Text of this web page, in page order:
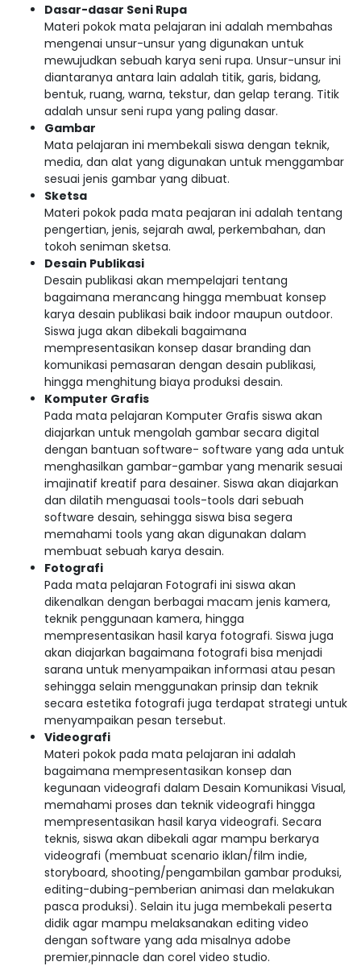
Dasar-dasar Seni Rupa
Materi pokok mata pelajaran ini adalah membahas
mengenai unsur-unsur yang digunakan untuk
mewujudkan sebuah karya seni rupa. Unsur-unsur ini
diantaranya antara lain adalah titik, garis, bidang,
bentuk, ruang, warna, tekstur, dan gelap terang. Titik
adalah unsur seni rupa yang paling dasar.
Gambar
Mata pelajaran ini membekali siswa dengan teknik,
media, dan alat yang digunakan untuk menggambar
sesuai jenis gambar yang dibuat.
Sketsa
Materi pokok pada mata peajaran ini adalah tentang
pengertian, jenis, sejarah awal, perkembahan, dan
tokoh seniman sketsa.
Desain Publikasi
Desain publikasi akan mempelajari tentang
bagaimana merancang hingga membuat konsep
karya desain publikasi baik indoor maupun outdoor.
Siswa juga akan dibekali bagaimana
mempresentasikan konsep dasar branding dan
komunikasi pemasaran dengan desain publikasi,
hingga menghitung biaya produksi desain.
Komputer Grafis
Pada mata pelajaran Komputer Grafis siswa akan
diajarkan untuk mengolah gambar secara digital
dengan bantuan software- software yang ada untuk
menghasilkan gambar-gambar yang menarik sesuai
imajinatif kreatif para desainer. Siswa akan diajarkan
dan dilatih menguasai tools-tools dari sebuah
software desain, sehingga siswa bisa segera
memahami tools yang akan digunakan dalam
membuat sebuah karya desain.
Fotografi
Pada mata pelajaran Fotografi ini siswa akan
dikenalkan dengan berbagai macam jenis kamera,
teknik penggunaan kamera, hingga
mempresentasikan hasil karya fotografi. Siswa juga
akan diajarkan bagaimana fotografi bisa menjadi
sarana untuk menyampaikan informasi atau pesan
sehingga selain menggunakan prinsip dan teknik
secara estetika fotografi juga terdapat strategi untuk
menyampaikan pesan tersebut.
Videografi
Materi pokok pada mata pelajaran ini adalah
bagaimana mempresentasikan konsep dan
kegunaan videografi dalam Desain Komunikasi Visual,
memahami proses dan teknik videografi hingga
mempresentasikan hasil karya videografi. Secara
teknis, siswa akan dibekali agar mampu berkarya
videografi (membuat scenario iklan/film indie,
storyboard, shooting/pengambilan gambar produksi,
editing-dubing-pemberian animasi dan melakukan
pasca produksi). Selain itu juga membekali peserta
didik agar mampu melaksanakan editing video
dengan software yang ada misalnya adobe
premier,pinnacle dan corel video studio.